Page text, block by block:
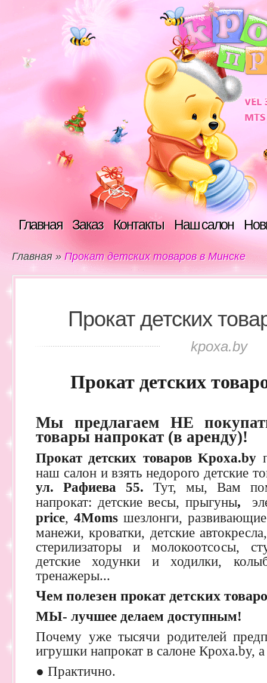
Главная Заказ Контакты Наш салон
Главная »Прокат детских товаров в Минске
Прокат детских
kpoxa.by
Прокат детских
Мы предлагаем НЕ
товары напрокат (в аренду)!
Прокат детских товаров Kpoxa.by
наш салон и взять недорого детские
ул. Рафиева 55. Тут, мы, Вам
напрокат: детские весы, прыгуны,
price, 4Moms шезлонги,
манежи, кроватки, детские
стерилизаторы и молокоотсосы,
детские ходунки и ходилки,
тренажеры...
Чем полезен прокат детских
МЫ- лучшее делаем доступным!
Почему уже тысячи родителей
игрушки напрокат в салоне Кроха.by,
● Практично.